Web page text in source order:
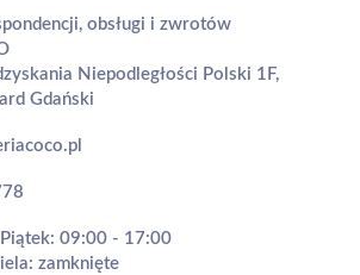
obsługi i zwrotów
Niepodległości Polski 1F,
Gdański
Piątek: 09:00 - 17:00
zamknięte